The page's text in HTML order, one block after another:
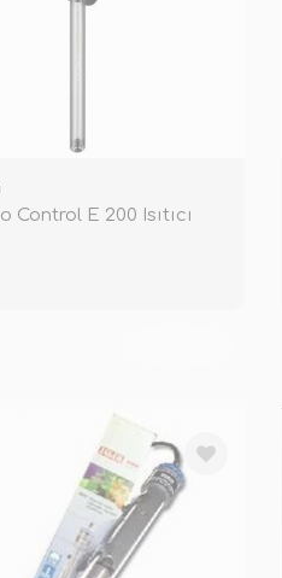
Control E 200 Isıtıcı